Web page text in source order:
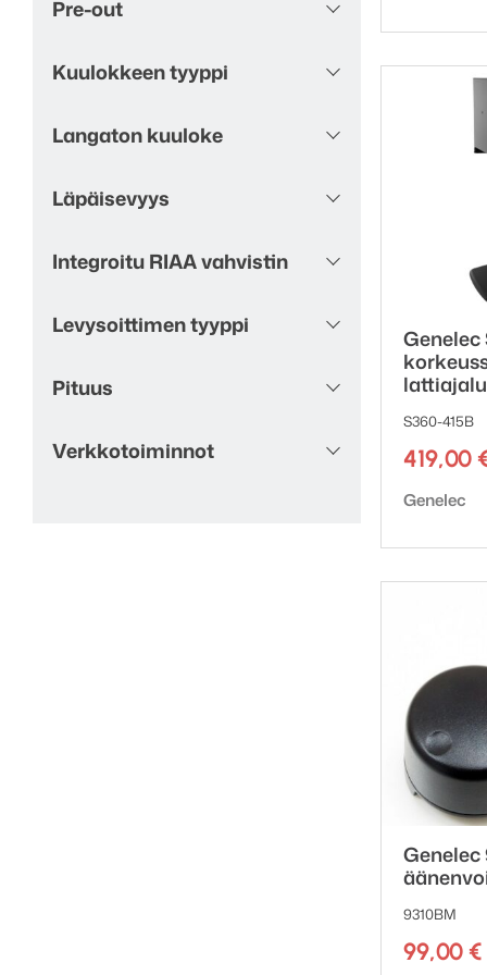
Titaani
Tumma puu 1
Vaaleanharmaa
Valkoinen betoni
ritilöillä
Vihreä
Warm Stone 1
Pre-out
Kuulokkeen tyyppi
Langaton kuuloke
Läpäisevyys
Integroitu RIAA vahvistin
Levysoittimen tyyppi
Pituus
Verkkotoiminnot
Genelec
S360-415B
419,00
Genelec
Genelec
9310BM
99,00 €